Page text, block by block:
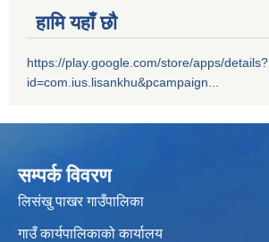
हामि यहाँ छौ
https://play.google.com/store/apps/details?
id=com.ius.lisankhu&pcampaign...
सम्पर्क विवरण
लिसंखु पाखर गाउँपालिका
गाउँ कार्यपालिकाको कार्यालय